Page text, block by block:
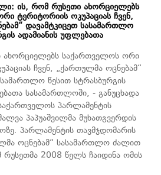
ის, რომ რუსეთი ახორციელებს
ტერიტორიის ოკუპაციას ჩვენ,
დავამტკიცეთ სასამართლო
ადამიანის უფლებათა
ახორციელებს საქართველოს ორი
ჩვენ, „ქართულმა ოცნებამ“
წესით სტრასბურგის
სასამართლოში, - განუცხადა
პარლამენტის
პაპუაშვილმა მუხათგვერდის
პარლამენტის თავმჯდომარის
ოცნებამ“ სასამართლო ძალით
რუსეთმა 2008 წელს ჩაიდინა ომის